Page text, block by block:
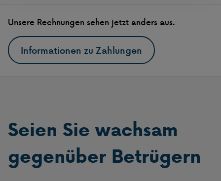
Unsere Rechnungen sehen jetzt anders aus.
Informationen zu Zahlungen
Seien Sie wachsam
gegenüber Betrügern